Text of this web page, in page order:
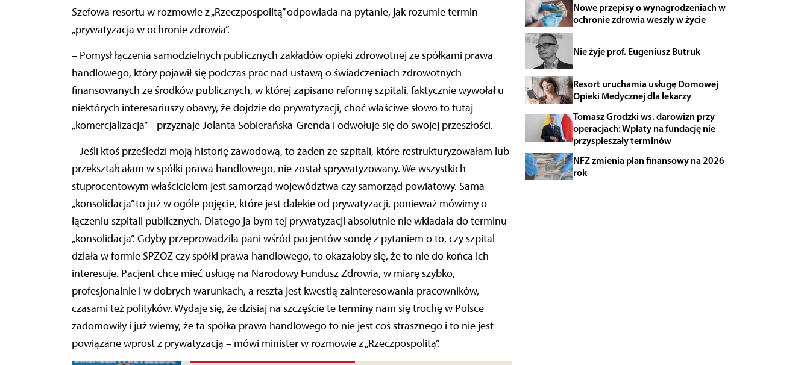
Szefowa resortu w rozmowie z „Rzeczpospolitą” odpowiada na pytanie, jak rozumie termin
„prywatyzacja w ochronie zdrowia”.
– Pomysł łączenia samodzielnych publicznych zakładów opieki zdrowotnej ze spółkami prawa
handlowego, który pojawił się podczas prac nad ustawą o świadczeniach zdrowotnych
finansowanych ze środków publicznych, w której zapisano reformę szpitali, faktycznie wywołał u
niektórych interesariuszy obawy, że dojdzie do prywatyzacji, choć właściwe słowo to tutaj
„komercjalizacja” – przyznaje Jolanta Sobierańska-Grenda i odwołuje się do swojej przeszłości.
– Jeśli ktoś prześledzi moją historię zawodową, to żaden ze szpitali, które restrukturyzowałam lub
przekształcałam w spółki prawa handlowego, nie został sprywatyzowany. We wszystkich
stuprocentowym właścicielem jest samorząd województwa czy samorząd powiatowy. Sama
„konsolidacja” to już w ogóle pojęcie, które jest dalekie od prywatyzacji, ponieważ mówimy o
łączeniu szpitali publicznych. Dlatego ja bym tej prywatyzacji absolutnie nie wkładała do terminu
„konsolidacja”. Gdyby przeprowadziła pani wśród pacjentów sondę z pytaniem o to, czy szpital
działa w formie SPZOZ czy spółki prawa handlowego, to okazałoby się, że to nie do końca ich
interesuje. Pacjent chce mieć usługę na Narodowy Fundusz Zdrowia, w miarę szybko,
profesjonalnie i w dobrych warunkach, a reszta jest kwestią zainteresowania pracowników,
czasami też polityków. Wydaje się, że dzisiaj na szczęście te terminy nam się trochę w Polsce
zadomowiły i już wiemy, że ta spółka prawa handlowego to nie jest coś strasznego i to nie jest
powiązane wprost z prywatyzacją – mówi minister w rozmowie z „Rzeczpospolitą”.
Nowe przepisy o wynagrodzeniach w
ochronie zdrowia weszły w życie
Nie żyje prof. Eugeniusz Butruk
Resort uruchamia usługę Domowej
Opieki Medycznej dla lekarzy
Tomasz Grodzki ws. darowizn przy
operacjach: Wpłaty na fundację nie
przyspieszały terminów
NFZ zmienia plan finansowy na 2026
rok